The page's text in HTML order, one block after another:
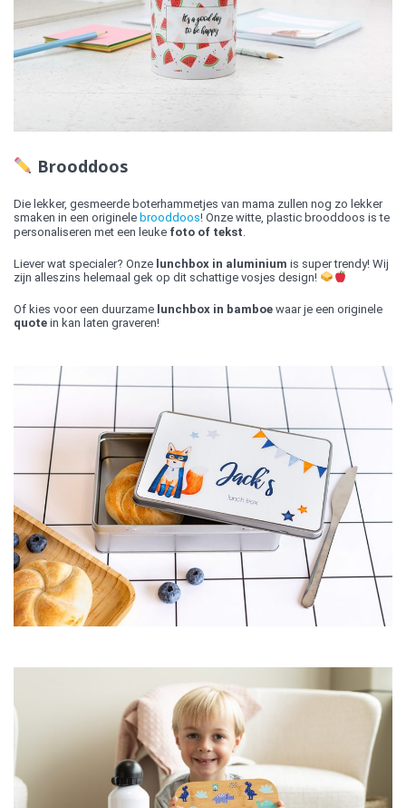
Brooddoos
Die lekker, gesmeerde boterhammetjes van mama zullen nog zo lekker
smaken in een originele brooddoos! Onze witte, plastic brooddoos is te
personaliseren met een leuke foto of tekst
Liever wat specialer? Onze lunchbox in aluminium is super trendy! Wij
zijn alleszins helemaal gek op dit schattige vosjes design!
Of kies voor een duurzame lunchbox in bamboe waar je een originele
quote in kan laten graveren!